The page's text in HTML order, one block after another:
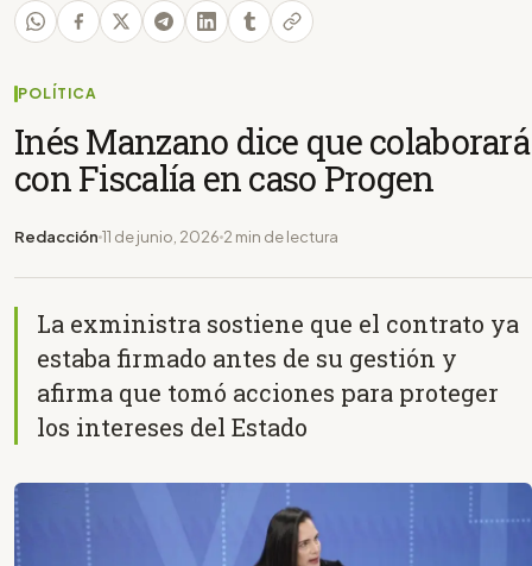
POLÍTICA
Inés Manzano dice que colaborará
con Fiscalía en caso Progen
Redacción 11 de junio, 2026 2 min de lectura
La exministra sostiene que el contrato ya
estaba firmado antes de su gestión y
afirma que tomó acciones para proteger
los intereses del Estado